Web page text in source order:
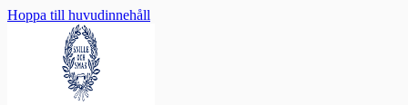
Hoppa till huvudinnehåll